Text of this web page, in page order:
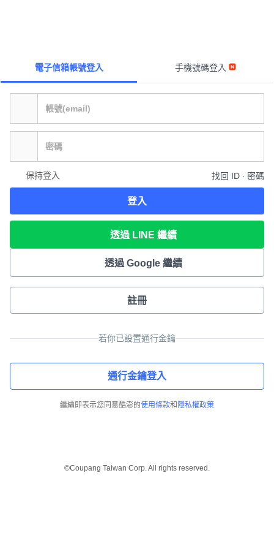
電子信箱帳號登入 手機號碼登入
保持登入 找回 ID ∙ 密碼
登入
透過 LINE 繼續
透過 Google 繼續
註冊
若你已設置通行金鑰
通行金鑰登入
繼續即表示您同意酷澎的使用條款和 隱私權政策
©Coupang Taiwan Corp. All rights reserved.